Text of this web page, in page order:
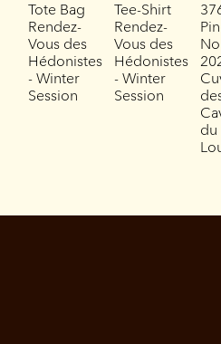
Tote Bag
Rendez-
Vous des
Hédonistes
- Winter
Session
Tee-Shirt
Rendez-
Vous des
Hédonistes
- Winter
Session
du